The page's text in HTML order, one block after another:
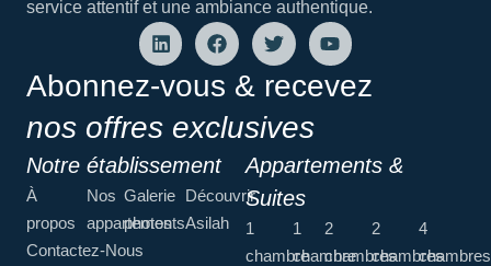
service attentif et une ambiance authentique.
Abonnez-vous & recevez
nos offres exclusives
Notre établissement
À
propos
Nos
appartements
Galerie
photos
Découvrir
Asilah
Contactez-Nous
Appartements &
Suites
1
chambre
1
chambre
2
chambres
2
chambres
4
chambres